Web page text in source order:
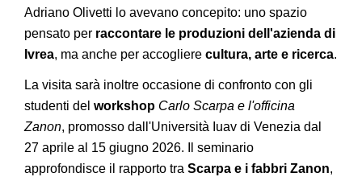
Adriano Olivetti lo avevano concepito: uno spazio
pensato per raccontare le produzioni dell'azienda di
Ivrea, ma anche per accogliere cultura, arte e ricerca.
La visita sarà inoltre occasione di confronto con gli
studenti del workshop Carlo Scarpa e l'officina
Zanon, promosso dall'Università Iuav di Venezia dal
27 aprile al 15 giugno 2026. Il seminario
approfondisce il rapporto tra Scarpa e i fabbri Zanon,